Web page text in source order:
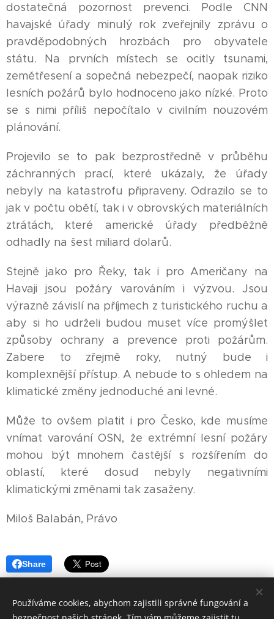
dostatečná pozornost prevenci. Podle CNN
havajské úřady minulý rok zveřejnily zprávu o
pravděpodobných hrozbách pro obyvatele
státu. Na prvních místech se ocitly tsunami,
zemětřesení a sopečná nebezpečí, naopak riziko
lesních požárů bylo hodnoceno jako nízké. Proto
se s nimi příliš nepočítalo v civilním nouzovém
plánování.
Projevilo se to pak bezprostředně v průběhu
záchranných prací, které ukázaly, že úřady
nebyly na katastrofu připraveny. Odrazilo se to
jak v počtu obětí, tak i v obrovských materiálních
ztrátách, které americké úřady předběžně
odhadly na šest miliard dolarů.
Stejně jako pro Řeky, tak i pro Američany na
Havaji jsou požáry varováním i výzvou. Jsou
výrazně závislí na příjmech z turistického ruchu a
aby si ho udrželi budou muset více promýšlet
způsoby ochrany a prevence proti požárům.
Zabere to zřejmě roky, nutný bude i
komplexnější přístup. A nebude to s ohledem na
klimatické změny jednoduché ani levné.
Může to ovšem platit i pro Česko, kde musíme
vnímat varování OSN, že extrémní lesní požáry
mohou být mnohem častější s rozšířením do
oblastí, které dosud nebyly negativními
klimatickými změnami tak zasaženy.
Miloš Balabán, Právo
Share
Používáme cookies, abychom zajistili správné fungování a